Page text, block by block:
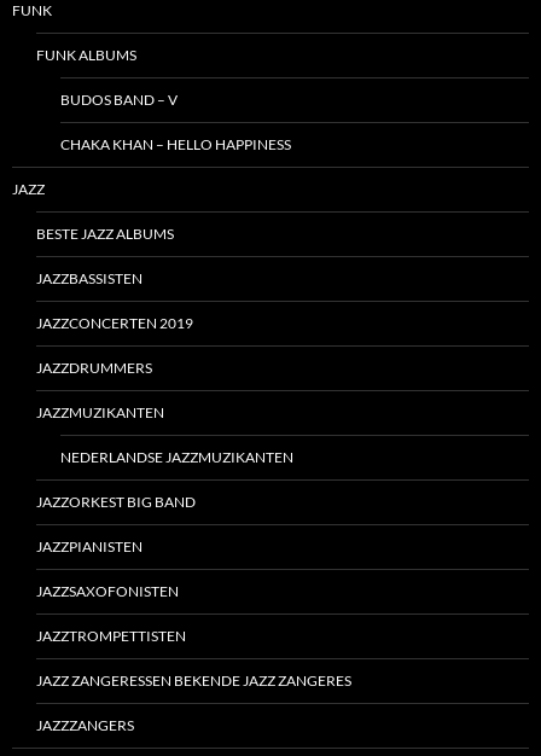
FUNK
FUNK ALBUMS
BUDOS BAND – V
CHAKA KHAN – HELLO HAPPINESS
JAZZ
BESTE JAZZ ALBUMS
JAZZBASSISTEN
JAZZCONCERTEN 2019
JAZZDRUMMERS
JAZZMUZIKANTEN
NEDERLANDSE JAZZMUZIKANTEN
JAZZORKEST BIG BAND
JAZZPIANISTEN
JAZZSAXOFONISTEN
JAZZTROMPETTISTEN
JAZZ ZANGERESSEN BEKENDE JAZZ ZANGERES
JAZZZANGERS